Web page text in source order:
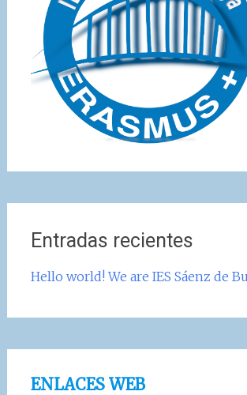
Entradas recientes
Hello world! We are IES Sáenz de
ENLACES WEB